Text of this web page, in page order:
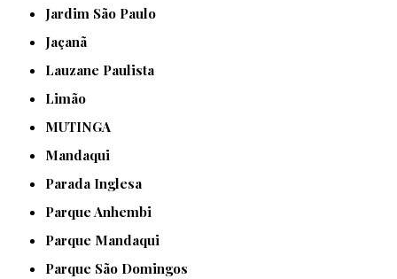
Jardim São Paulo
Jaçanã
Lauzane Paulista
Limão
MUTINGA
Mandaqui
Parada Inglesa
Parque Anhembi
Parque Mandaqui
Parque São Domingos